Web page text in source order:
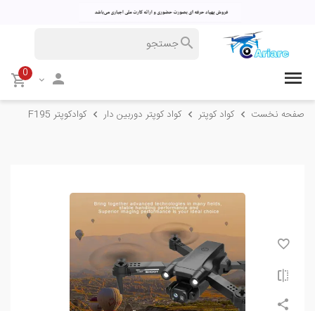
0
صفحه نخست کواد کوپتر کواد کوپتر دوربین دار کوادکوپتر F195